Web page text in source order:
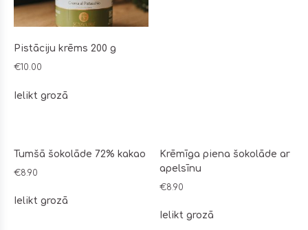
Pistāciju krēms 200 g
€10.00
Ielikt grozā
Tumšā šokolāde 72% kakao
€8.90
Ielikt grozā
Krēmīga piena šokolāde ar
apelsīnu
€8.90
Ielikt grozā